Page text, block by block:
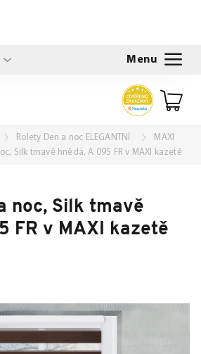
Rolety Den a noc ELEGANTNÍ
MAXI
Silk tmavě hnědá, A 095 FR v MAXI kazetě
noc, Silk tmavě
FR v MAXI kazetě